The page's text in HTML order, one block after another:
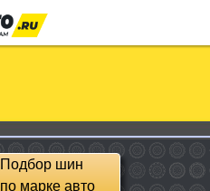
Подбор шин
по марке авто